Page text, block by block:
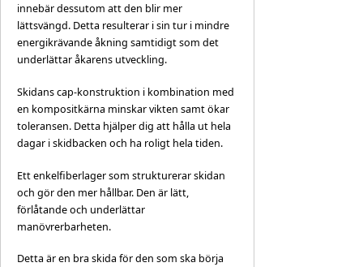
innebär dessutom att den blir mer
lättsvängd. Detta resulterar i sin tur i mindre
energikrävande åkning samtidigt som det
underlättar åkarens utveckling.
Skidans cap-konstruktion i kombination med
en kompositkärna minskar vikten samt ökar
toleransen. Detta hjälper dig att hålla ut hela
dagar i skidbacken och ha roligt hela tiden.
Ett enkelfiberlager som strukturerar skidan
och gör den mer hållbar. Den är lätt,
förlåtande och underlättar
manövrerbarheten.
Detta är en bra skida för den som ska börja